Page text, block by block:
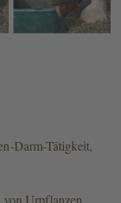
Darm-Tätigkeit,
von Urpflanzen.